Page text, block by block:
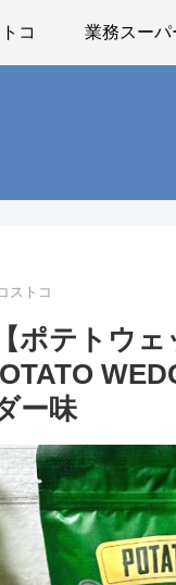
コ 業務スーパ
ストコ
ポテトウ
ー味